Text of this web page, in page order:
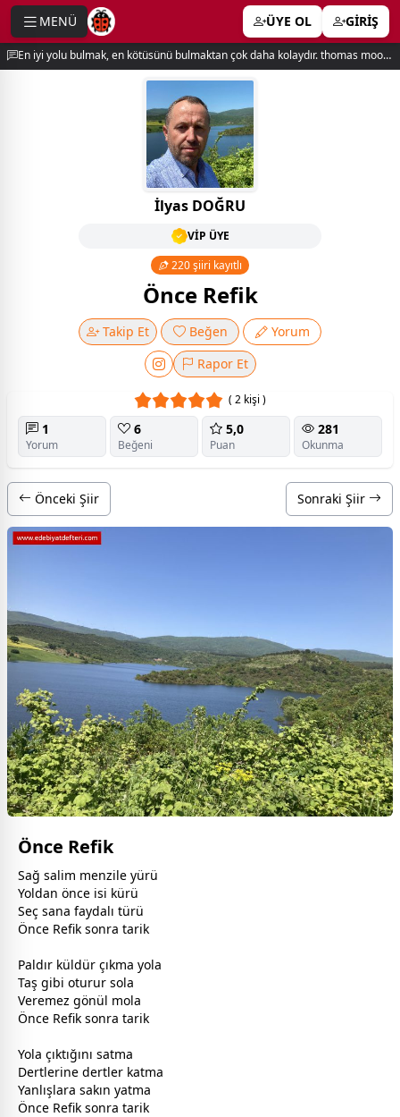
MENÜ ÜYE OL GİRİŞ
En iyi yolu bulmak, en kötüsünü bulmaktan çok daha kolaydır. thomas moore
İlyas DOĞRU
VİP ÜYE
220 şiiri kayıtlı
Önce Refik
Takip Et Beğen
Yorum
Rapor Et
( 2 kişi )
1
Yorum
6
Beğeni
5,0
Puan
281
Okunma
Önceki Şiir Sonraki Şiir
Önce Refik
Sağ salim menzile yürü
Yoldan önce isi kürü
Seç sana faydalı türü
Önce Refik sonra tarik
Paldır küldür çıkma yola
Taş gibi oturur sola
Veremez gönül mola
Önce Refik sonra tarik
Yola çıktığını satma
Dertlerine dertler katma
Yanlışlara sakın yatma
Önce Refik sonra tarik
menu